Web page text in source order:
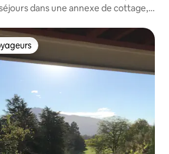
dans une annexe de cottage,
les plus appréciés